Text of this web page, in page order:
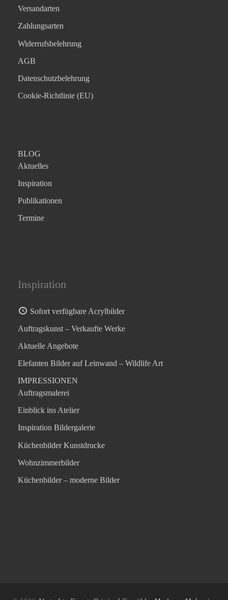
Versandarten
Zahlungsarten
Widerrufsbelehrung
AGB
Datenschutzbelehrung
Cookie-Richtlinie (EU)
BLOG
Aktuelles
Inspiration
Publikationen
Termine
Inspiration
Sofort verfügbare Acrylbilder
Auftragskunst – Verkaufte Werke
Aktuelle Angebote
Elefanten Bilder auf Leinwand – Wildlife Art
IMPRESSIONEN
Auftragsmalerei
Einblick ins Atelier
Inspiration Bildergalerie
Küchenbilder Kunstdrucke
Wohnzimmerbilder
Küchenbilder – moderne Bilder